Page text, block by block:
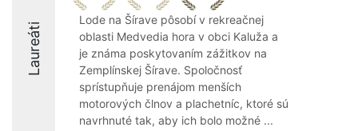
Laureáti
Lode na Šírave pôsobí v rekreačnej
oblasti Medvedia hora v obci Kaluža a
je známa poskytovaním zážitkov na
Zemplínskej Šírave. Spoločnosť
sprístupňuje prenájom menších
motorových člnov a plachetníc, ktoré sú
navrhnuté tak, aby ich bolo možné ...